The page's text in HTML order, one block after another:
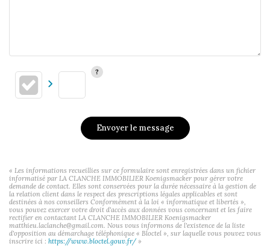
Envoyer le message
« Les informations recueillies sur ce formulaire sont enregistrées dans un fichier
informatisé par LA CLANCHE IMMOBILIER Koenigsmacker pour gérer votre
demande de contact. Elles sont conservées pour la durée nécessaire à la gestion de
la relation client dans le respect des prescriptions légales applicables et sont
destinées à nos conseillers Conformément à la loi « informatique et libertés »,
vous pouvez exercer votre droit d'accès aux données vous concernant et les faire
rectifier en contactant LA CLANCHE IMMOBILIER Koenigsmacker
matthieu.laclanche@gmail.com. Nous vous informons de l'existence de la liste
d'opposition au démarchage téléphonique « Bloctel », sur laquelle vous pouvez vous
inscrire ici : https://www.bloctel.gouv.fr/»